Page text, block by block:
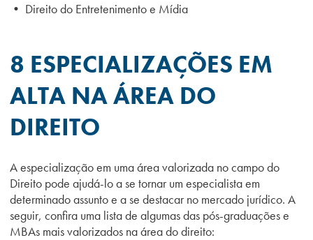
• Direito do Entretenimento e Mídia
8 ESPECIALIZAÇÕES EM
ALTA NA ÁREA DO
DIREITO
A especialização em uma área valorizada no campo do
Direito pode ajudá-lo a se tornar um especialista em
determinado assunto e a se destacar no mercado jurídico. A
seguir, confira uma lista de algumas das pós-graduações e
MBAs mais valorizados na área do direito: